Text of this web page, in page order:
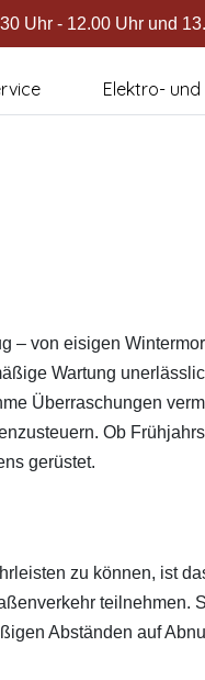
Uhr - 12.00 Uhr und
Elektro-
– von eisigen
Wartung
Überraschungen
Ob
gerüstet.
zu können, ist
Abständen auf